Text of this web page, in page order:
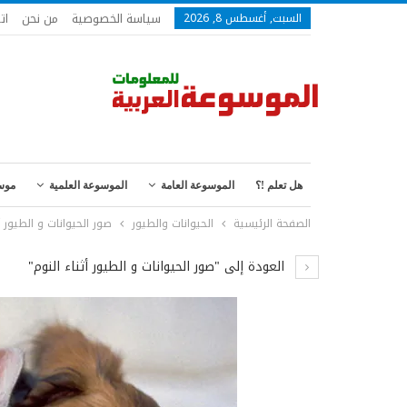
السبت, أغسطس 8, 2026 سياسة الخصوصية من نحن
هل تعلم !؟ الموسوعة العامة الموسوعة العلمية
الصفحة الرئيسية الحيوانات والطيور صور الحيوانات و الطيور
العودة إلى "صور الحيوانات و الطيور أثناء النوم"